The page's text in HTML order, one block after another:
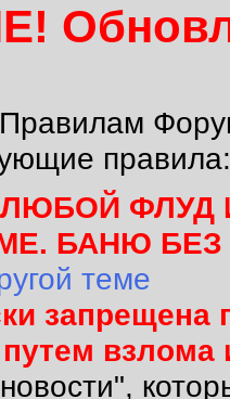
Правилам
правила:
ФЛУД
БАНЮ
теме